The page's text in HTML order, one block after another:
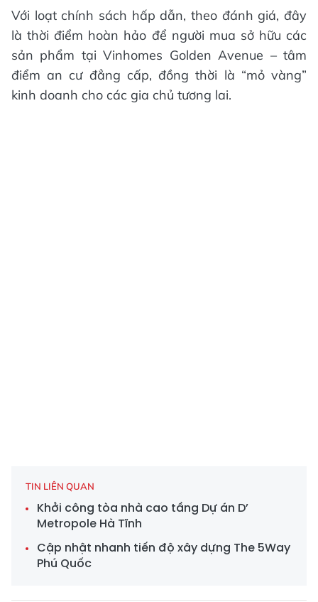
Với loạt chính sách hấp dẫn, theo đánh giá, đây
là thời điểm hoàn hảo để người mua sở hữu các
sản phẩm tại Vinhomes Golden Avenue – tâm
điểm an cư đẳng cấp, đồng thời là “mỏ vàng”
kinh doanh cho các gia chủ tương lai.
TIN LIÊN QUAN
Khởi công tòa nhà cao tầng Dự án D’
Metropole Hà Tĩnh
Cập nhật nhanh tiến độ xây dựng The 5Way
Phú Quốc